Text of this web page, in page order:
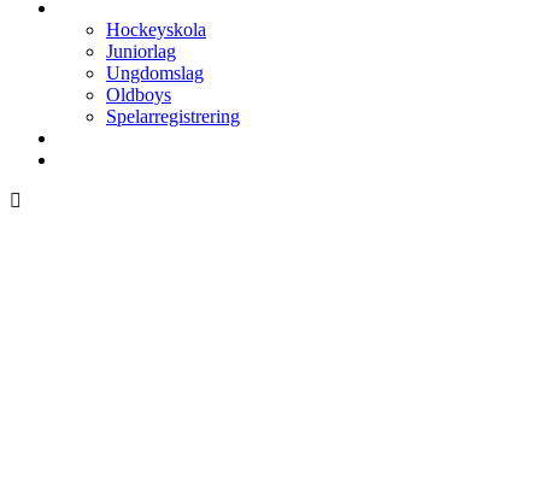
Hockeyskola
Juniorlag
Ungdomslag
Oldboys
Spelarregistrering